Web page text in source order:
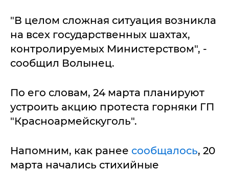
"В целом сложная ситуация возникла
на всех государственных шахтах,
контролируемых Министерством", -
сообщил Волынец.
По его словам, 24 марта планируют
устроить акцию протеста горняки ГП
"Красноармейскуголь".
Напомним, как ранее сообщалось, 20
марта начались стихийные